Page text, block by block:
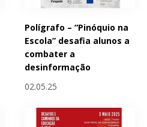
Polígrafo – “Pinóquio na
Escola” desafia alunos a
combater a
desinformação
02.05.25